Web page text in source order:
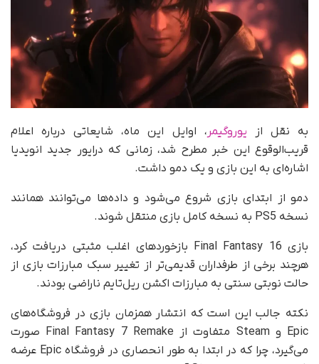
به نقل از یوروگیمر ، اوایل این ماه، شایعاتی درباره اعلام
قریب‌الوقوع این خبر مطرح شد، زمانی که درایور جدید انویدیا
اشاره‌ای به این بازی و یک دمو داشت.
دمو از ابتدای بازی شروع می‌شود و داده‌ها می‌توانند همانند
نسخه PS5 به نسخه کامل بازی منتقل شوند.
بازی Final Fantasy 16 بازخوردهای اغلب مثبتی دریافت کرد،
هرچند برخی از طرفداران قدیمی‌تر از تغییر سبک مبارزات بازی از
حالت نوبتی سنتی به مبارزات اکشن ریل‌تایم ناراضی بودند.
نکته جالب این است که انتشار همزمان بازی در فروشگاه‌های
Epic و Steam متفاوت از Final Fantasy 7 Remake صورت
می‌گیرد، چرا که در ابتدا به‌ طور انحصاری در فروشگاه Epic عرضه